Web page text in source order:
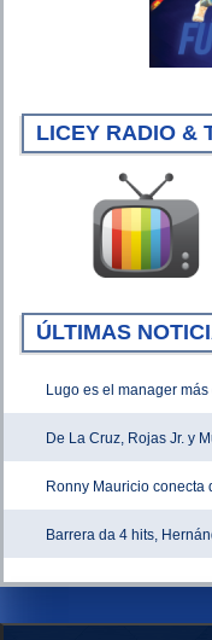
LICEY RADIO &
ÚLTIMAS
Lugo es el manager
De La Cruz, Rojas Jr. y
Ronny Mauricio conecta
Barrera da 4 hits,